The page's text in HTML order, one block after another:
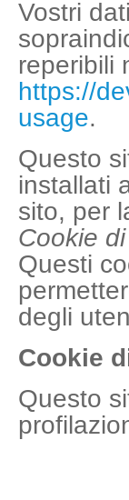
Vostri
reperibili
https://
usage.
Questo
installati
sito, per
Cookie
Questi
degli
Cookie
Questo